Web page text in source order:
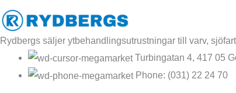
Rydbergs säljer ytbehandlingsutrustningar till varv,
Turbingatan 4, 417 05
Phone: (031) 22 24 70